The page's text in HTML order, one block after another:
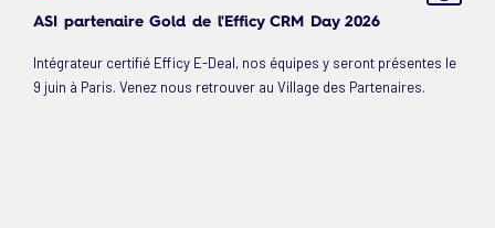
ASI partenaire Gold de l'Efficy CRM Day 2026
Intégrateur certifié Efficy E-Deal, nos équipes y seront présentes le
9 juin à Paris. Venez nous retrouver au Village des Partenaires.